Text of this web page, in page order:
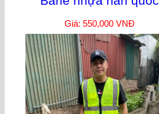
Giá: 550,000 VNĐ